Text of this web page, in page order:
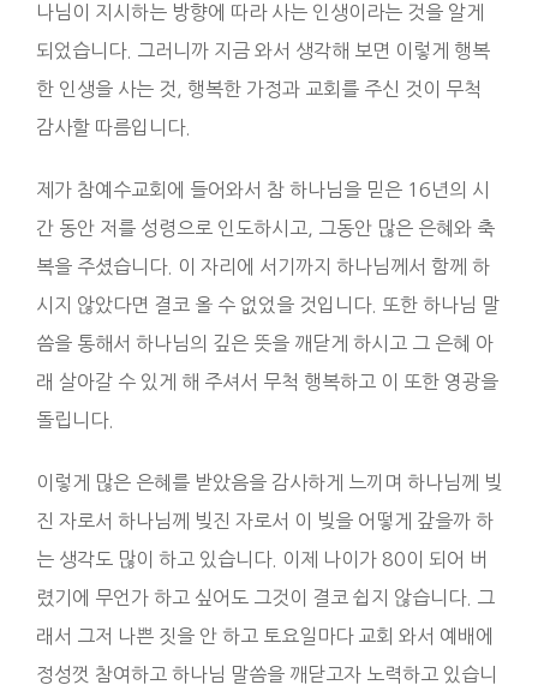
나님이 지시하는 방향에 따라 사는 인생이라는 것을 알게
되었습니다. 그러니까 지금 와서 생각해 보면 이렇게 행복
한 인생을 사는 것, 행복한 가정과 교회를 주신 것이 무척
감사할 따름입니다.
제가 참예수교회에 들어와서 참 하나님을 믿은 16년의 시
간 동안 저를 성령으로 인도하시고, 그동안 많은 은혜와 축
복을 주셨습니다. 이 자리에 서기까지 하나님께서 함께 하
시지 않았다면 결코 올 수 없었을 것입니다. 또한 하나님 말
씀을 통해서 하나님의 깊은 뜻을 깨닫게 하시고 그 은혜 아
래 살아갈 수 있게 해 주셔서 무척 행복하고 이 또한 영광을
돌립니다.
이렇게 많은 은혜를 받았음을 감사하게 느끼며 하나님께 빚
진 자로서 하나님께 빚진 자로서 이 빚을 어떻게 갚을까 하
는 생각도 많이 하고 있습니다. 이제 나이가 80이 되어 버
렸기에 무언가 하고 싶어도 그것이 결코 쉽지 않습니다. 그
래서 그저 나쁜 짓을 안 하고 토요일마다 교회 와서 예배에
정성껏 참여하고 하나님 말씀을 깨닫고자 노력하고 있습니